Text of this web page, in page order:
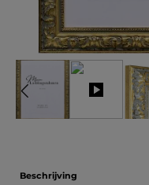
Beschrijving